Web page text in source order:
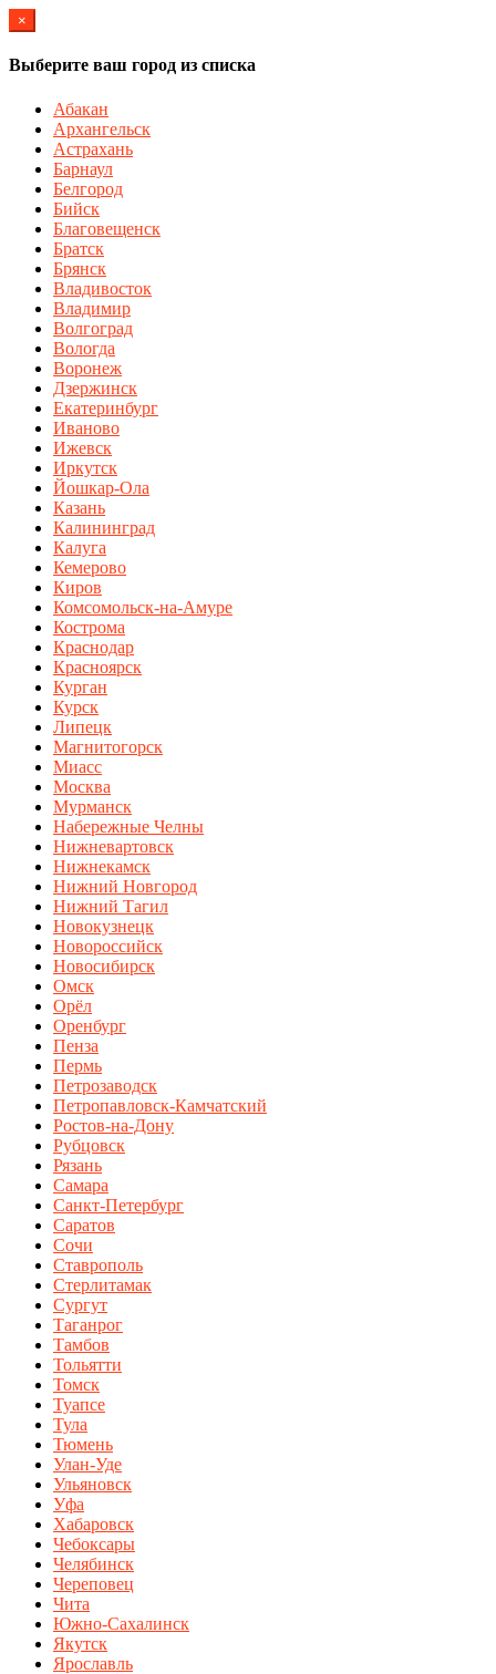
×
Выберите ваш город из списка
Абакан
Архангельск
Астрахань
Барнаул
Белгород
Бийск
Благовещенск
Братск
Брянск
Владивосток
Владимир
Волгоград
Вологда
Воронеж
Дзержинск
Екатеринбург
Иваново
Ижевск
Иркутск
Йошкар-Ола
Казань
Калининград
Калуга
Кемерово
Киров
Комсомольск-на-Амуре
Кострома
Краснодар
Красноярск
Курган
Курск
Липецк
Магнитогорск
Миасс
Москва
Мурманск
Набережные Челны
Нижневартовск
Нижнекамск
Нижний Новгород
Нижний Тагил
Новокузнецк
Новороссийск
Новосибирск
Омск
Орёл
Оренбург
Пенза
Пермь
Петрозаводск
Петропавловск-Камчатский
Ростов-на-Дону
Рубцовск
Рязань
Самара
Санкт-Петербург
Саратов
Сочи
Ставрополь
Стерлитамак
Сургут
Таганрог
Тамбов
Тольятти
Томск
Туапсе
Тула
Тюмень
Улан-Уде
Ульяновск
Уфа
Хабаровск
Чебоксары
Челябинск
Череповец
Чита
Южно-Сахалинск
Якутск
Ярославль